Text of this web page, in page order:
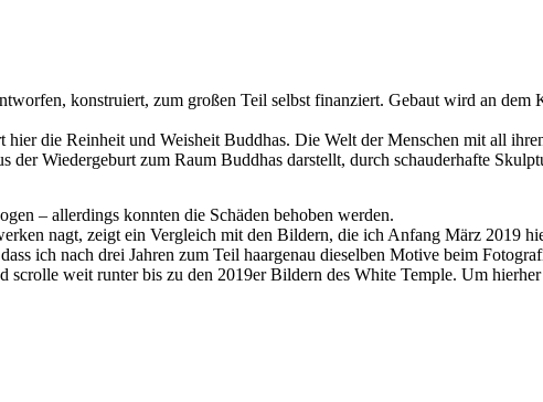
konstruiert, zum großen Teil selbst finanziert. Gebaut wird an dem
die Reinheit und Weisheit Buddhas. Die Welt der Menschen mit all
Wiedergeburt zum Raum Buddhas darstellt, durch schauderhafte
– allerdings konnten die Schäden behoben werden.
nagt, zeigt ein Vergleich mit den Bildern, die ich Anfang März 2019
ich nach drei Jahren zum Teil haargenau dieselben Motive beim
weit runter bis zu den 2019er Bildern des White Temple. Um